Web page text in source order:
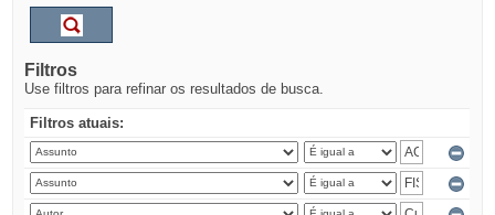
Filtros
Use filtros para refinar os resultados de busca.
Filtros atuais: